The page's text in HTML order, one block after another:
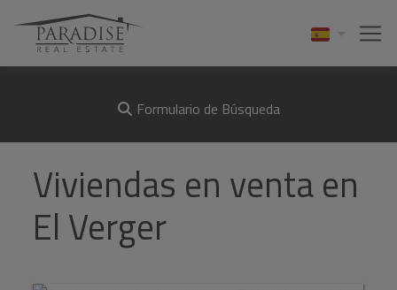
Formulario de Búsqueda
Viviendas en venta en
El Verger